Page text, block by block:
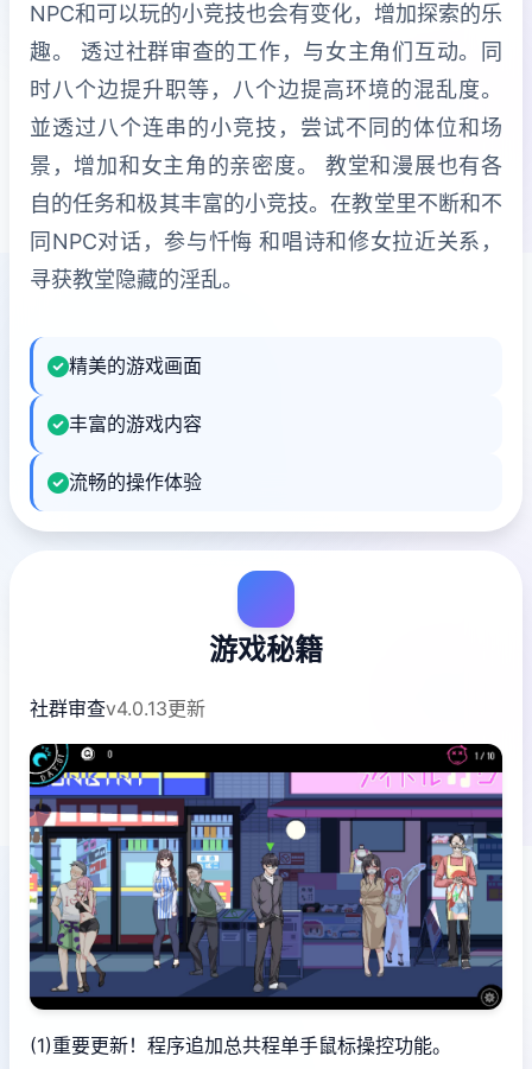
NPC和可以玩的小竞技也会有变化，增加探索的乐
趣。 透过社群审查的工作，与女主角们互动。同
时八个边提升职等，八个边提高环境的混乱度。
並透过八个连串的小竞技，尝试不同的体位和场
景，增加和女主角的亲密度。 教堂和漫展也有各
自的任务和极其丰富的小竞技。在教堂里不断和不
同NPC对话，参与忏悔 和唱诗和修女拉近关系，
寻获教堂隐藏的淫乱。
精美的游戏画面
丰富的游戏内容
流畅的操作体验
游戏秘籍
社群审查v4.0.13更新
(1)重要更新！程序追加总共程单手鼠标操控功能。